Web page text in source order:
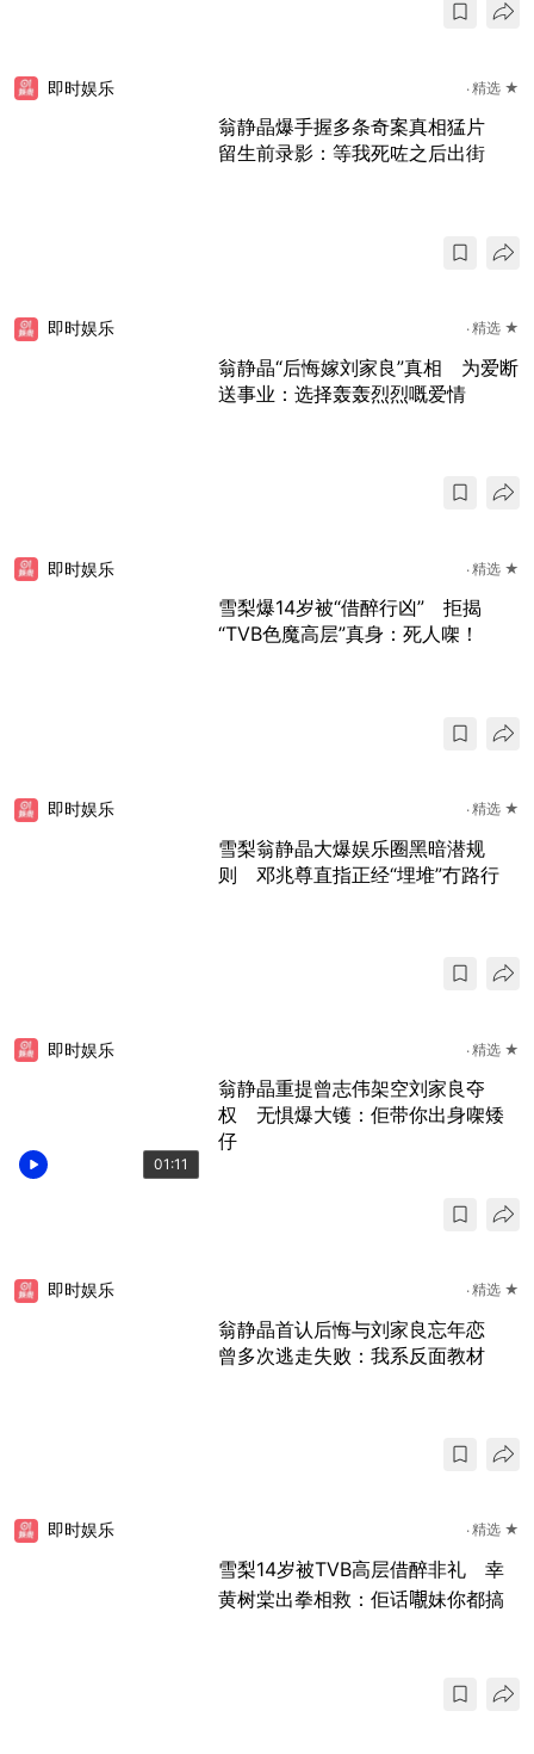
即时娱乐 精选 ★
翁静晶爆手握多条奇案真相猛片
留生前录影：等我死咗之后出街
即时娱乐 精选 ★
翁静晶“后悔嫁刘家良”真相 为爱断
送事业：选择轰轰烈烈嘅爱情
即时娱乐 精选 ★
雪梨爆14岁被“借醉行凶” 拒揭
“TVB色魔高层”真身：死人㗎！
即时娱乐 精选 ★
雪梨翁静晶大爆娱乐圈黑暗潜规
则 邓兆尊直指正经“埋堆”冇路行
01:11
即时娱乐 精选 ★
翁静晶重提曾志伟架空刘家良夺
权 无惧爆大镬：佢带你出身㗎矮
仔
即时娱乐 精选 ★
翁静晶首认后悔与刘家良忘年恋
曾多次逃走失败：我系反面教材
即时娱乐 精选 ★
雪梨14岁被TVB高层借醉非礼 幸
黄树棠出拳相救：佢话𡃁妹你都搞